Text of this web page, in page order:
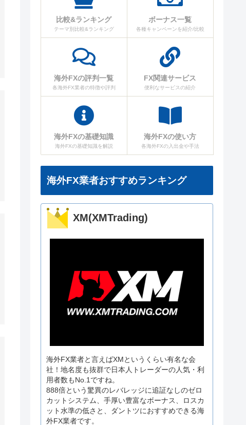
比較&ランキング
テーマ別比較&ランキング
ボーナス一覧
各種キャンペーンを紹介/比較
海外FXの評判一覧
各海外FX業者の特徴や評判
FX関連サービス
便利なサービスの紹介
海外FXの基礎知識
海外FXの基礎知識を解説
海外FXの使い方
各海外FXの入出金や手法
海外FX業者おすすめランキング
XM(XMTrading)
海外FX業者と言えばXMというくらい有名な会
社！地名度も抜群で日本人トレーダーの人気・利
用者数もNo.1ですね。
888倍という驚異のレバレッジに追証なしのゼロ
カットシステム、手厚い豊富なボーナス、ロスカ
ット水準の低さと、ダントツにおすすめできる海
外FX業者です。